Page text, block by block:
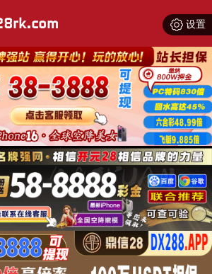
设置